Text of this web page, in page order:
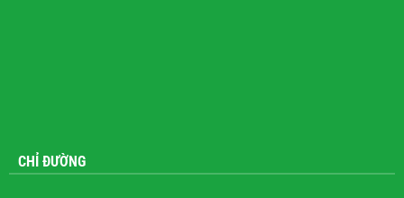
CHỈ ĐƯỜNG